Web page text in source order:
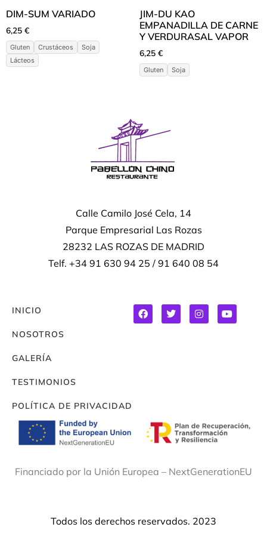
DIM-SUM VARIADO
6,25 €
Gluten Crustáceos
Soja
Lácteos
JIM-DU KAO
EMPANADILLA DE CARNE
Y VERDURASAL VAPOR
6,25 €
Gluten Soja
Calle Camilo José Cela, 14
Parque Empresarial Las Rozas
28232 LAS ROZAS DE MADRID
Telf. +34 91 630 94 25 / 91 640 08 54
INICIO
NOSOTROS
GALERÍA
TESTIMONIOS
POLÍTICA DE PRIVACIDAD
Financiado por la Unión Europea – NextGenerationEU
Todos los derechos reservados. 2023